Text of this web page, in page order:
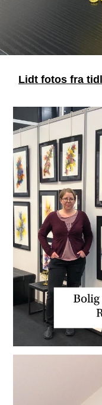
Lidt fotos fra